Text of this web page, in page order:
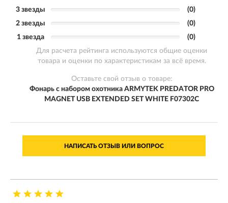
3 звезды
(0)
2 звезды
(0)
1 звезда
(0)
Для расчета рейтинга используются общие оценки
товара и оценки по характеристикам за всё время.
Оставьте свой отзыв о товаре:
Фонарь с набором охотника ARMYTEK PREDATOR PRO
MAGNET USB EXTENDED SET WHITE F07302C
НАПИСАТЬ ОТЗЫВ ИЛИ ВОПРОС